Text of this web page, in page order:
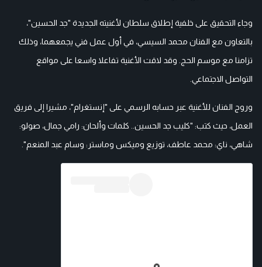
وجاء التحقيق على خلفية إطلاق سلطان لأغنيته الجديدة "جد الحسين"،
بالتعاون مع الفنان محمد السيسي، في أول عمل فني يجمعهما، وذلك
تزامنا مع موسم الحج. وقد لاقت الأغنية تفاعلا واسعا على مواقع
التواصل الاجتماعي.
وروج الفنان للأغنية عبر حسابه الرسمي على "إنستغرام"، مشيرا إلى فريق
العمل، حيث كتب: "كليب جد الحسين.. كلمات وألحان: رامي جمال، صولو:
شاهي، ناي: محمد عاطف، توزيع وميكس وماستر: وسام عبد المنعم".